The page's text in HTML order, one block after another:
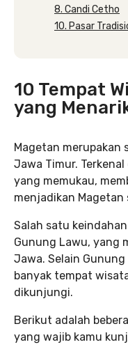
8. Candi Cetho
10. Pasar
10 Tempat
yang
Magetan merupakan
Jawa Timur.
yang memukau,
menjadikan
Salah satu
Gunung Lawu, yang
Jawa. Selain
banyak tempat
dikunjungi.
Berikut adalah
yang wajib kamu